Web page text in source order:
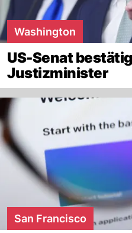
Washington
US-Senat
Justizminister
San Francisco